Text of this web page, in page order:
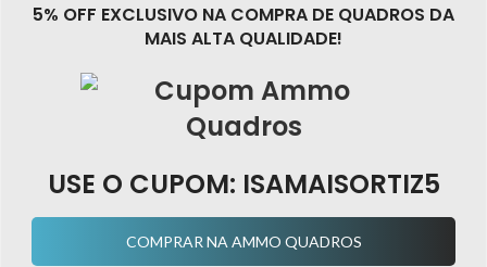
5% OFF EXCLUSIVO NA COMPRA DE QUADROS DA
MAIS ALTA QUALIDADE!
USE O CUPOM: ISAMAISORTIZ5
COMPRAR NA AMMO QUADROS